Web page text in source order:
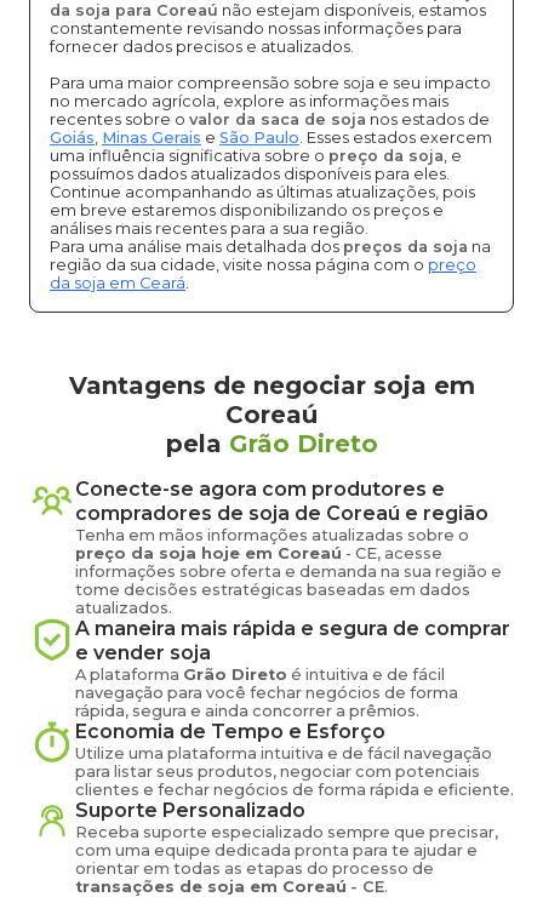
da soja para Coreaú não estejam disponíveis, estamos
constantemente revisando nossas informações para
fornecer dados precisos e atualizados.
Para uma maior compreensão sobre soja e seu impacto
no mercado agrícola, explore as informações mais
recentes sobre o valor da saca de soja nos estados de
Goiás, Minas Gerais e São Paulo. Esses estados exercem
uma influência significativa sobre o preço da soja, e
possuímos dados atualizados disponíveis para eles.
Continue acompanhando as últimas atualizações, pois
em breve estaremos disponibilizando os preços e
análises mais recentes para a sua região.
Para uma análise mais detalhada dos preços da soja na
região da sua cidade, visite nossa página com o preço
da soja em Ceará.
Vantagens de negociar soja em
Coreaú
pela Grão Direto
Conecte-se agora com produtores e
compradores de soja de Coreaú e região
Tenha em mãos informações atualizadas sobre o
preço da soja hoje em Coreaú - CE, acesse
informações sobre oferta e demanda na sua região e
tome decisões estratégicas baseadas em dados
atualizados.
A maneira mais rápida e segura de comprar
e vender soja
A plataforma Grão Direto é intuitiva e de fácil
navegação para você fechar negócios de forma
rápida, segura e ainda concorrer a prêmios.
Economia de Tempo e Esforço
Utilize uma plataforma intuitiva e de fácil navegação
para listar seus produtos, negociar com potenciais
clientes e fechar negócios de forma rápida e eficiente.
Suporte Personalizado
Receba suporte especializado sempre que precisar,
com uma equipe dedicada pronta para te ajudar e
orientar em todas as etapas do processo de
transações de soja em Coreaú - CE.